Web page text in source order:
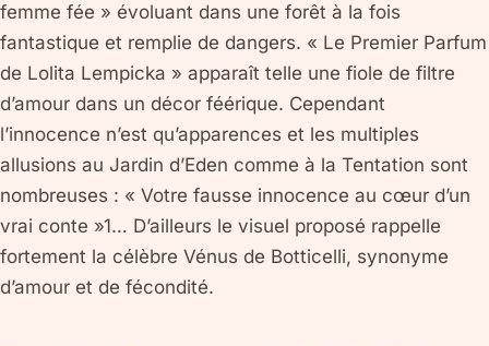
femme fée » évoluant dans une forêt à la fois
fantastique et remplie de dangers. « Le Premier Parfum
de Lolita Lempicka » apparaît telle une fiole de filtre
d’amour dans un décor féérique. Cependant
l’innocence n’est qu’apparences et les multiples
allusions au Jardin d’Eden comme à la Tentation sont
nombreuses : « Votre fausse innocence au cœur d’un
vrai conte »1… D’ailleurs le visuel proposé rappelle
fortement la célèbre Vénus de Botticelli, synonyme
d’amour et de fécondité.